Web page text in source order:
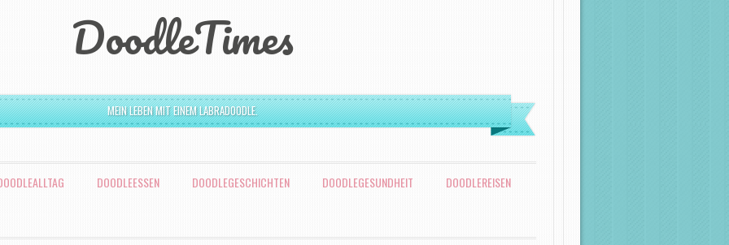
DoodleTimes
MEIN LEBEN MIT EINEM LABRADOODLE.
DOODLEESSEN DOODLEGESCHICHTEN DOODLEGESUNDHEIT DOODLEREISEN